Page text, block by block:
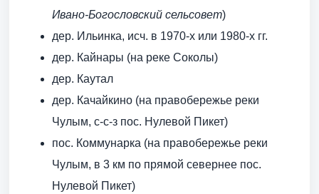
Ивано-Богословский сельсовет)
дер. Ильинка, исч. в 1970-х или 1980-х гг.
дер. Кайнары (на реке Соколы)
дер. Каутал
дер. Качайкино (на правобережье реки
Чулым, с-с-з пос. Нулевой Пикет)
пос. Коммунарка (на правобережье реки
Чулым, в 3 км по прямой севернее пос.
Нулевой Пикет)